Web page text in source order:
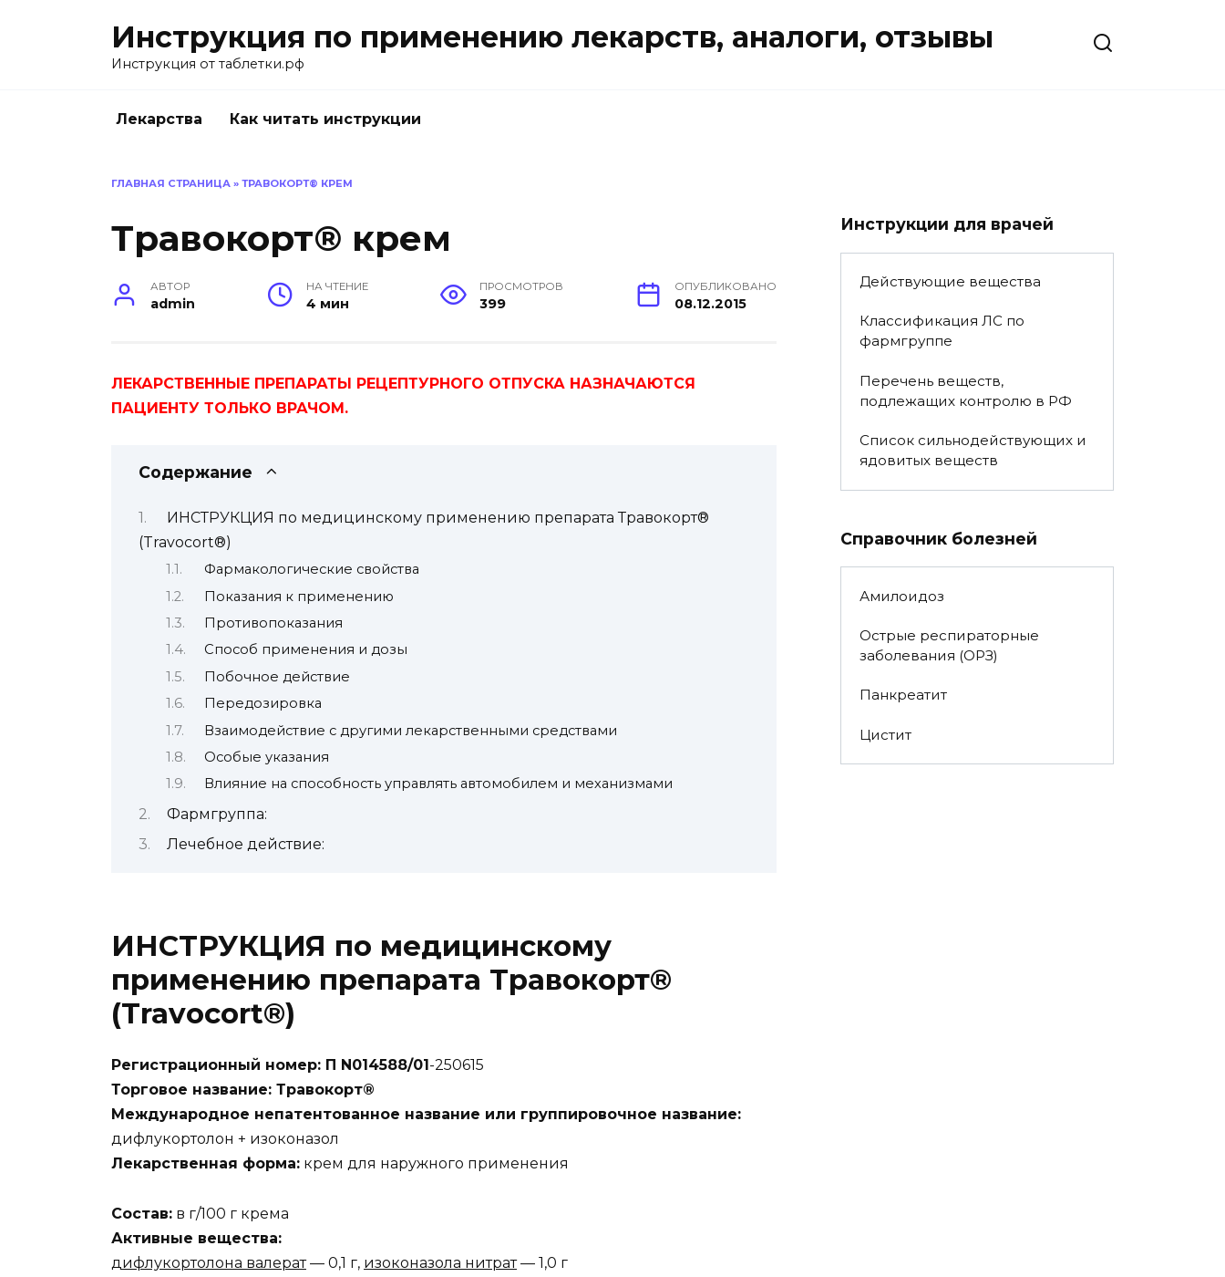
Инструкция по применению лекарств, аналоги, отзывы
Инструкция от таблетки.рф
Лекарства Как читать инструкции
ГЛАВНАЯ СТРАНИЦА » ТРАВОКОРТ® КРЕМ
Травокорт® крем
АВТОР
admin
НА ЧТЕНИЕ
4 мин
ПРОСМОТРОВ
399
ОПУБЛИКОВАНО
08.12.2015
ЛЕКАРСТВЕННЫЕ ПРЕПАРАТЫ РЕЦЕПТУРНОГО ОТПУСКА НАЗНАЧАЮТСЯ
ПАЦИЕНТУ ТОЛЬКО ВРАЧОМ.
Содержание
ИНСТРУКЦИЯ по медицинскому применению препарата Травокорт®
(Travocort®)
Фармакологические свойства
Показания к применению
Противопоказания
Способ применения и дозы
Побочное действие
Передозировка
Взаимодействие с другими лекарственными средствами
Особые указания
Влияние на способность управлять автомобилем и механизмами
Фармгруппа:
Лечебное действие:
ИНСТРУКЦИЯ по медицинскому
применению препарата Травокорт®
(Travocort®)
Регистрационный номер: П N014588/01 -250615
Торговое название: Травокорт®
Международное непатентованное название или группировочное название:
дифлукортолон + изоконазол
Лекарственная форма: крем для наружного применения
Состав: в г/100 г крема
Активные вещества:
дифлукортолона валерат— 0,1 г, изоконазола нитрат— 1,0 г
Инструкции для врачей
Действующие вещества
Классификация ЛС по
фармгруппе
Перечень веществ,
подлежащих контролю в РФ
Список сильнодействующих и
ядовитых веществ
Справочник болезней
Амилоидоз
Острые респираторные
заболевания (ОРЗ)
Панкреатит
Цистит